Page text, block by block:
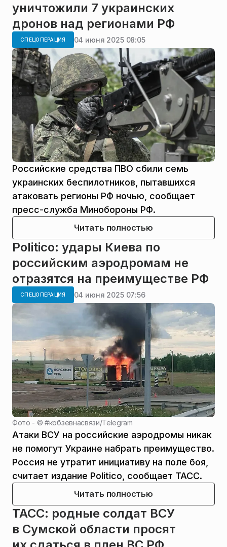
уничтожили 7 украинских
дронов над регионами РФ
СПЕЦОПЕРАЦИЯ 04 июня 2025 08:05
Российские средства ПВО сбили семь
украинских беспилотников, пытавшихся
атаковать регионы РФ ночью, сообщает
пресс-служба Минобороны РФ.
Читать полностью
Politico: удары Киева по
российским аэродромам не
отразятся на преимуществе РФ
СПЕЦОПЕРАЦИЯ 04 июня 2025 07:56
Фото - ©#кобзевнасвязи/Telegram
Атаки ВСУ на российские аэродромы никак
не помогут Украине набрать преимущество.
Россия не утратит инициативу на поле боя,
считает издание Politico, сообщает ТАСС.
Читать полностью
ТАСС: родные солдат ВСУ
в Сумской области просят